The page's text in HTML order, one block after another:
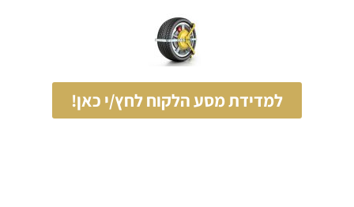
למדידת מסע הלקוח לחץ/י כאן!